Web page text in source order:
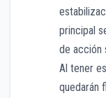
principal
de acción
Al tener
quedarán